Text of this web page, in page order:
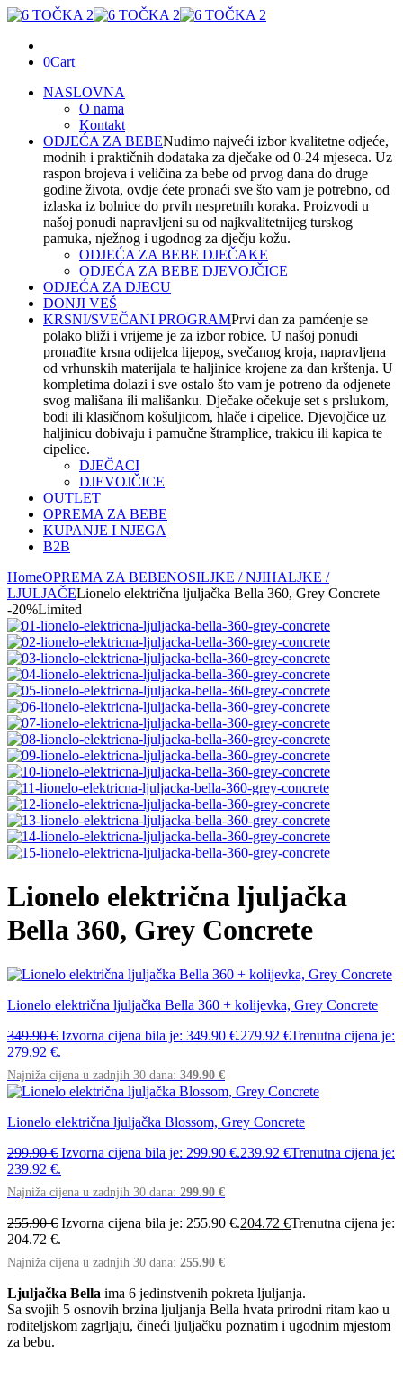
0Cart
NASLOVNA
O nama
Kontakt
ODJEĆA ZA BEBENudimo najveći izbor kvalitetne odjeće,
modnih i praktičnih dodataka za dječake od 0-24 mjeseca. Uz
raspon brojeva i veličina za bebe od prvog dana do druge
godine života, ovdje ćete pronaći sve što vam je potrebno, od
izlaska iz bolnice do prvih nespretnih koraka. Proizvodi u
našoj ponudi napravljeni su od najkvalitetnijeg turskog
pamuka, nježnog i ugodnog za dječju kožu.
ODJEĆA ZA BEBE DJEČAKE
ODJEĆA ZA BEBE DJEVOJČICE
ODJEĆA ZA DJECU
DONJI VEŠ
KRSNI/SVEČANI PROGRAMPrvi dan za pamćenje se
polako bliži i vrijeme je za izbor robice. U našoj ponudi
pronađite krsna odijelca lijepog, svečanog kroja, napravljena
od vrhunskih materijala te haljinice krojene za dan krštenja. U
kompletima dolazi i sve ostalo što vam je potreno da odjenete
svog mališana ili mališanku. Dječake očekuje set s prslukom,
bodi ili klasičnom košuljicom, hlače i cipelice. Djevojčice uz
haljinicu dobivaju i pamučne štramplice, trakicu ili kapica te
cipelice.
DJEČACI
DJEVOJČICE
OUTLET
OPREMA ZA BEBE
KUPANJE I NJEGA
B2B
HomeOPREMA ZA BEBENOSILJKE / NJIHALJKE /
LJULJAČELionelo električna ljuljačka Bella 360, Grey Concrete
-20%Limited
Lionelo električna ljuljačka
Bella 360, Grey Concrete
Lionelo električna ljuljačka Bella 360 + kolijevka, Grey Concrete
349.90€ Izvorna cijena bila je: 349.90 €.279.92 €Trenutna cijena je:
279.92 €.
Najniža cijena u zadnjih 30 dana: 349.90 €
Lionelo električna ljuljačka Blossom, Grey Concrete
299.90€ Izvorna cijena bila je: 299.90 €.239.92 €Trenutna cijena je:
239.92 €.
Najniža cijena u zadnjih 30 dana: 299.90 €
255.90€ Izvorna cijena bila je: 255.90 €.204.72 €Trenutna cijena je:
204.72 €.
Najniža cijena u zadnjih 30 dana: 255.90 €
Ljuljačka Bella ima 6 jedinstvenih pokreta ljuljanja.
Sa svojih 5 osnovih brzina ljuljanja Bella hvata prirodni ritam kao u
roditeljskom zagrljaju, čineći ljuljačku poznatim i ugodnim mjestom
za bebu.